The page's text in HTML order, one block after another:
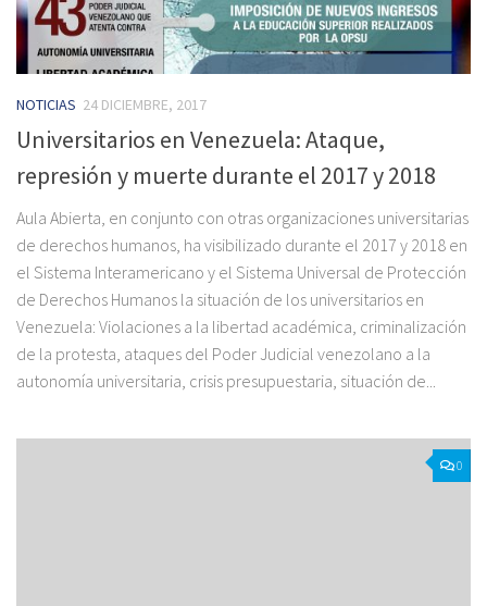
NOTICIAS 24 DICIEMBRE, 2017
Universitarios en Venezuela: Ataque,
represión y muerte durante el 2017 y 2018
Aula Abierta, en conjunto con otras organizaciones universitarias
de derechos humanos, ha visibilizado durante el 2017 y 2018 en
el Sistema Interamericano y el Sistema Universal de Protección
de Derechos Humanos la situación de los universitarios en
Venezuela: Violaciones a la libertad académica, criminalización
de la protesta, ataques del Poder Judicial venezolano a la
autonomía universitaria, crisis presupuestaria, situación de...
0